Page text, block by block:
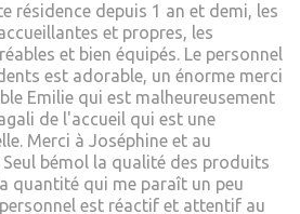
résidence depuis 1 an et demi, les
et propres, les
et bien équipés. Le personnel
est adorable, un énorme merci
Emilie qui est malheureusement
de l'accueil qui est une
Merci à Joséphine et au
Seul bémol la qualité des produits
quantité qui me paraît un peu
est réactif et attentif au